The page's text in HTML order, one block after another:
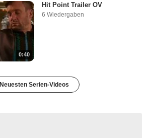
0:40
Hit Point Trailer OV
6 Wiedergaben
Neuesten Serien-Videos